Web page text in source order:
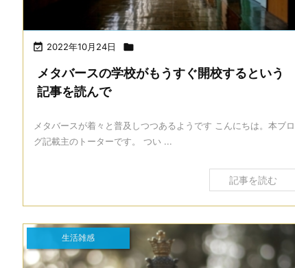
 2022年10月24日 
メタバースの学校がもうすぐ開校するという
記事を読んで
メタバースが着々と普及しつつあるようです こんにちは。本ブロ
グ記載主のトーターです。 つい ...
記事を読む
生活雑感